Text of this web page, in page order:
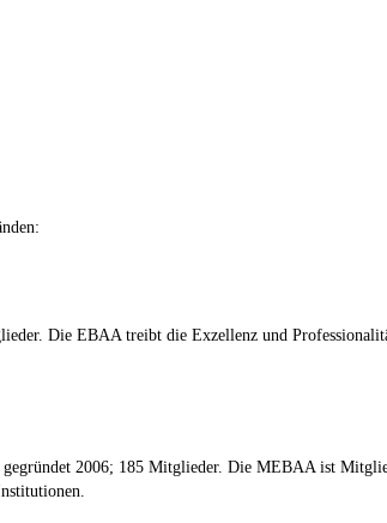
Die EBAA treibt die Exzellenz und
2006; 185 Mitglieder. Die MEBAA ist